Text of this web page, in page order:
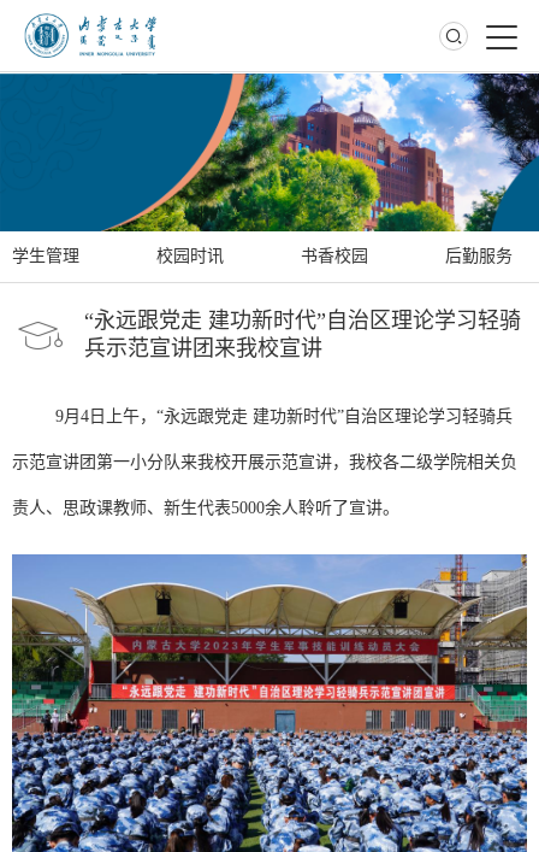
校园生活
学生管理 校园时讯 书香校园 后勤服务
“永远跟党走 建功新时代”自治区理论学习轻骑
兵示范宣讲团来我校宣讲
9月4日上午，“永远跟党走 建功新时代”自治区理论学习轻骑兵
示范宣讲团第一小分队来我校开展示范宣讲，我校各二级学院相关负
责人、思政课教师、新生代表5000余人聆听了宣讲。